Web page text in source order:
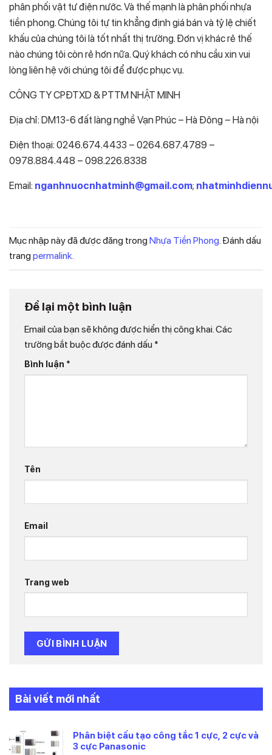
phân phối vật tư điện nước. Và thế mạnh là phân phối nhựa
tiền phong. Chúng tôi tự tin khẳng định giá bán và tỷ lệ chiết
khấu của chúng tôi là tốt nhất thị trường. Đơn vị khác rẻ thế
nào chúng tôi còn rẻ hơn nữa. Quý khách có nhu cầu xin vui
lòng liên hệ với chúng tôi để được phục vụ.
CÔNG TY CPĐTXD & PTTM NHẬT MINH
Địa chỉ: DM13-6 đất làng nghề Vạn Phúc – Hà Đông – Hà nội
Điện thoại: 0246.674.4433 – 0264.687.4789 –
0978.884.448 – 098.226.8338
Email: nganhnuocnhatminh@gmail.com;
Mục nhập này đã được đăng trong Nhựa Tiền Phong. Đánh dấu
trang permalink.
Để lại một bình luận
Email của bạn sẽ không được hiển thị công khai.Các
trường bắt buộc được đánh dấu *
Bình luận *
Tên
Email
Trang web
Bài viết mới nhất
Phân biệt cấu tạo công tắc 1 cực, 2 cực và
3 cực Panasonic